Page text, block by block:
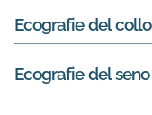
Ecografie del
Ecografie del seno